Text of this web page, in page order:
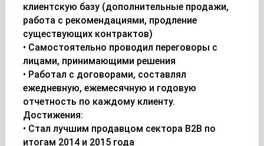
клиентскую базу (дополнительные продажи,
работа с рекомендациями, продление
существующих контрактов)
• Самостоятельно проводил переговоры с
лицами, принимающими решения
• Работал с договорами, составлял
ежедневную, ежемесячную и годовую
отчетность по каждому клиенту.
Достижения:
• Стал лучшим продавцом сектора B2B по
итогам 2014 и 2015 года